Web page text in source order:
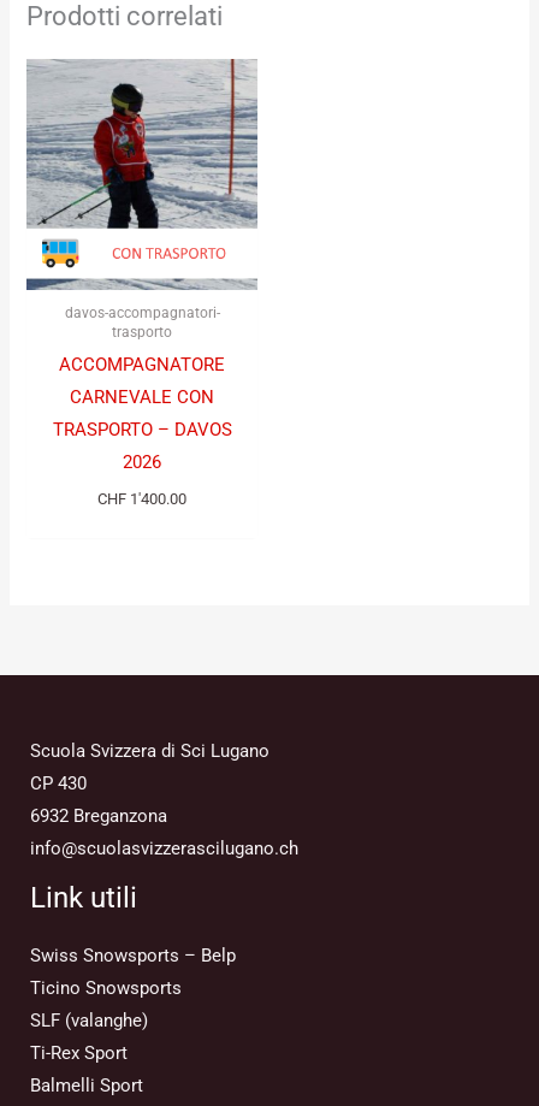
Prodotti correlati
davos-accompagnatori-
trasporto
ACCOMPAGNATORE
CARNEVALE CON
TRASPORTO – DAVOS
2026
CHF 1'400.00
Scuola Svizzera di Sci Lugano
CP 430
6932 Breganzona
info@scuolasvizzerascilugano.ch
Link utili
Swiss Snowsports – Belp
Ticino Snowsports
SLF (valanghe)
Ti-Rex Sport
Balmelli Sport